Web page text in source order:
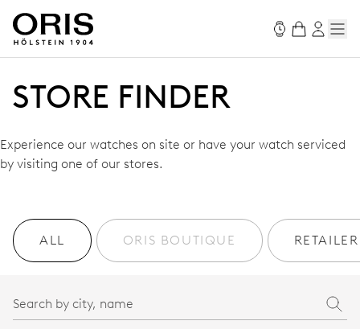
STORE FINDER
Experience our watches on site or have your watch serviced
by visiting one of our stores.
ALL ORIS BOUTIQUE RETAILER